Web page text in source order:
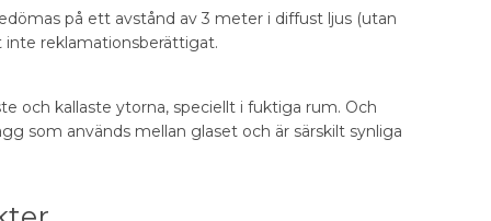
på ett avstånd av 3 meter i diffust ljus (utan
inte reklamationsberättigat.
och kallaste ytorna, speciellt i fuktiga rum. Och
som används mellan glaset och är särskilt synliga